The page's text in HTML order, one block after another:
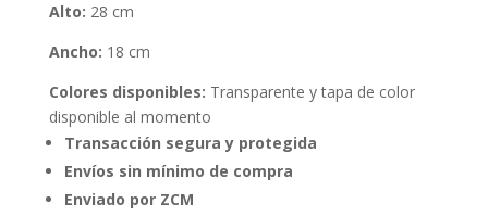
Alto: 28 cm
Ancho: 18 cm
Colores disponibles: Transparente y tapa de color
disponible al momento
Transacción segura y protegida
Envíos sin mínimo de compra
Enviado por ZCM